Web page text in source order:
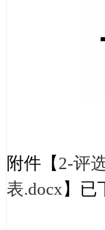
附件【2-评
表.docx】已